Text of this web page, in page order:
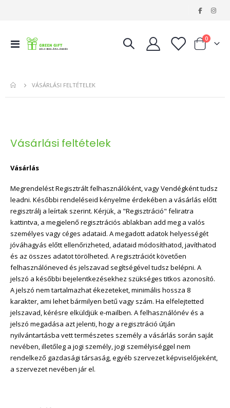
Navigáció
Kosár
0tételeket
VÁSÁRLÁSI FELTÉTELEK
Vásárlási feltételek
Vásárlás
Megrendelést Regisztrált felhasználóként, vagy Vendégként tudsz
leadni. Későbbi rendeléseid kényelme érdekében a vásárlás előtt
regisztrálj a leírtak szerint. Kérjük, a "Regisztráció" feliratra
kattintva, a megjelenő regisztrációs ablakban add meg a valós
személyes vagy céges adataid. A megadott adatok helyességét
jóváhagyás előtt ellenőrizheted, adataid módosíthatod, javíthatod
és az összes adatot törölheted. A regisztrációt követően
felhasználóneved és jelszavad segítségével tudsz belépni. A
jelszó a későbbi bejelentkezésekhez szükséges titkos azonosító.
A jelszó nem tartalmazhat ékezeteket, minimális hossza 8
karakter, ami lehet bármilyen betű vagy szám. Ha elfelejtetted
jelszavad, kérésre elküldjük e-mailben. A felhasználónév és a
jelszó megadása azt jelenti, hogy a regisztráció útján
nyilvántartásba vett természetes személy a vásárlás során saját
nevében, illetőleg a jogi személy, jogi személyiséggel nem
rendelkező gazdasági társaság, egyéb szervezet képviselőjeként,
a szervezet nevében jár el.